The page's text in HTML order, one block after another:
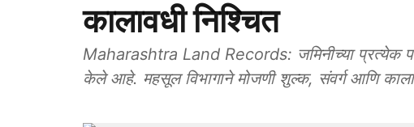
कालावधी निश्चित
Maharashtra Land Records: जमिनीच्या प्रत्येक
केले आहे. महसूल विभागाने मोजणी शुल्क, संवर्ग आणि